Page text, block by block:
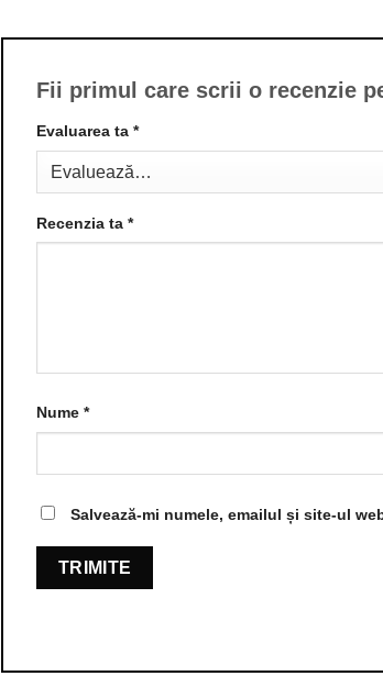
Fii primul care scrii o recenzie
Evaluarea ta *
Recenzia ta *
Nume *
Salvează-mi numele, emailul și site-ul